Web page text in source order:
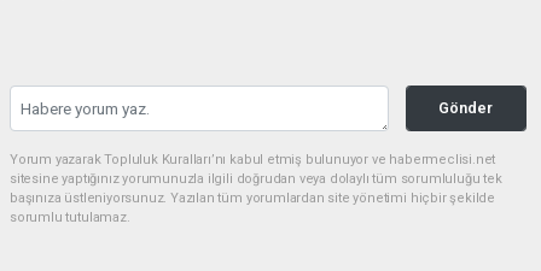
Gönder
Yorum yazarak Topluluk Kuralları’nı kabul etmiş bulunuyor ve habermeclisi.net
sitesine yaptığınız yorumunuzla ilgili doğrudan veya dolaylı tüm sorumluluğu tek
başınıza üstleniyorsunuz. Yazılan tüm yorumlardan site yönetimi hiçbir şekilde
sorumlu tutulamaz.